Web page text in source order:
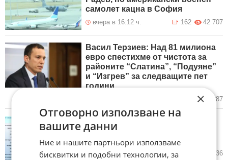
самолет кацна в София
вчера в 16:12 ч. 42 707
162
Васил Терзиев: Над 81 милиона
евро спестихме от чистота за
районите “Слатина”, “Подуяне”
и “Изгрев” за следващите пет
години
2 987
България“ запазва високата
подкрепа
06.08.2026 2 536
×
Отговорно използване на
вашите данни
Ние и нашите партньори използваме
бисквитки и подобни технологии, за